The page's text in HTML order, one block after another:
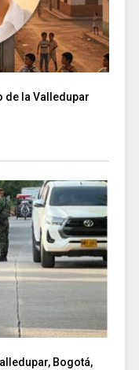
de la Valledupar
Bogotá,